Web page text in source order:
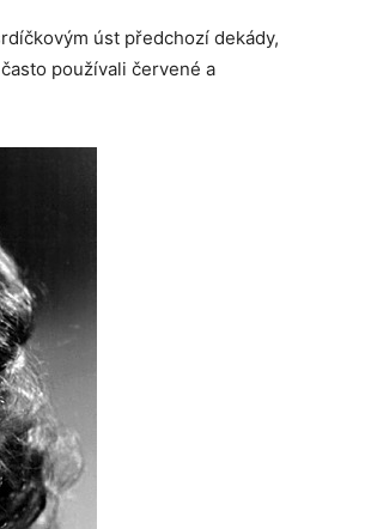
úst předchozí dekády,
používali červené a